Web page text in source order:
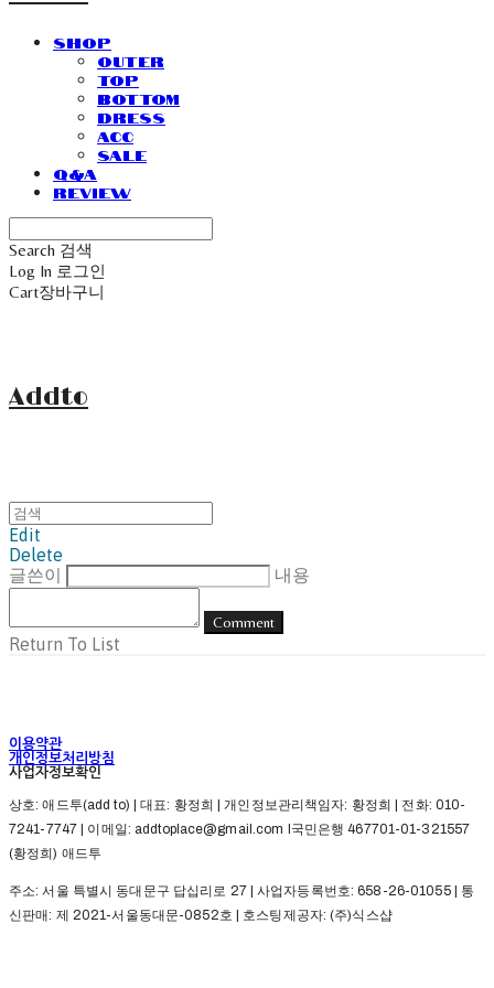
SHOP
Outer
Top
Bottom
Dress
Acc
Sale
Q&A
Review
Search 검색
Log In 로그인
Cart장바구니
Addto
Edit
Delete
글쓴이
내용
Comment
Return To List
이용약관
개인정보처리방침
사업자정보확인
상호: 애드투(add to) | 대표: 황정희 | 개인정보관리책임자: 황정희 | 전화: 010-
7241-7747 | 이메일: addtoplace@gmail.com l국민은행 467701-01-321557
(황정희) 애드투
주소: 서울 특별시 동대문구 답십리로 27 | 사업자등록번호:658-26-01055| 통
신판매: 제 2021-서울동대문-0852호 | 호스팅제공자: (주)식스샵